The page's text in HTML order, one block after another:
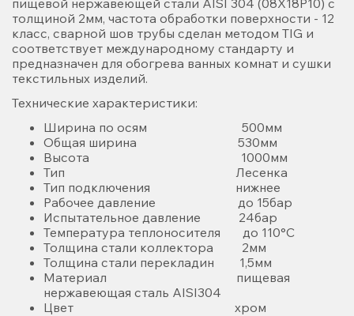
пищевой нержавеющей стали AISI 304 (08X18P10) с
толщиной 2мм, частота обработки поверхности - 12
класс, сварной шов трубы сделан методом TIG и
соответствует международному стандарту и
предназначен для обогрева ванных комнат и сушки
текстильных изделий.
Технические характеристики:
Ширина по осям 500мм
Общая ширина 530мм
Высота 1000мм
Тип Лесенка
Тип подключения нижнее
Рабочее давление до 15бар
Испытательное давление 24бар
Температура теплоносителя до 110°С
Толщина стали коллектора 2мм
Толщина стали перекладин 1,5мм
Материал пищевая
нержавеющая сталь AISI304
Цвет хром